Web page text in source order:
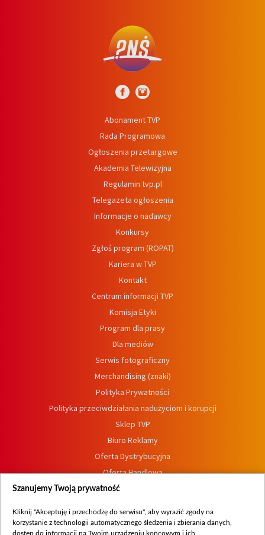
Abonament TVP
Rada Programowa
Ogłoszenia przetargowe
Akademia Telewizyjna
Regulamin tvp.pl
Telegazeta ogłoszenia
Informacje o nadawcy
Konkursy
Zgłoś program (ROPAT)
Kariera w TVP
Kontakt
Centrum informacji TVP
Komisja Etyki
Program dla prasy
Dla mediów
Serwis fotograficzny
Merchandising (znaki)
Polityka Prywatności
Polityka przeciwdziałania nadużyciom i korupcji
Sklep TVP
Biuro Reklamy
Oferta Dystrybucyjna
Oferta Handlowa
Dostępność
Procedura zgłoszeń wewnętrznych
Szanujemy Twoją prywatność
Kliknij "Akceptuję i przechodzę do serwisu", aby wyrazić zgody na
korzystanie z technologii automatycznego śledzenia i zbierania danych,
dostęp do informacji na Twoim urządzeniu końcowym i ich